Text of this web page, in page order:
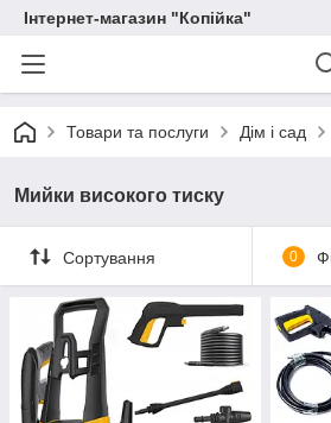
Інтернет-магазин "Копійка"
Товари та послуги Дім і сад
Мийки високого тиску
Сортування 0